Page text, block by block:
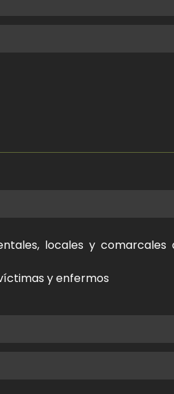
locales y comarcales
y enfermos